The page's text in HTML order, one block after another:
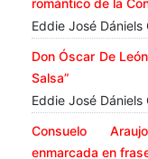
romántico de la
Eddie José
Don Óscar De
Salsa”
Eddie José
Consuelo
enmarcada en